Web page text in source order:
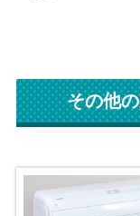
その他